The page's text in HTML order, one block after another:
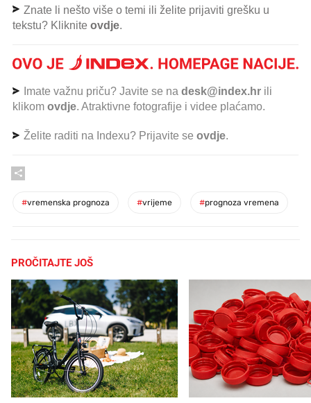
Znate li nešto više o temi ili želite prijaviti grešku u
tekstu? Kliknite ovdje.
Imate važnu priču? Javite se na desk@index.hr ili
klikom ovdje. Atraktivne fotografije i videe plaćamo.
Želite raditi na Indexu? Prijavite se ovdje.
#vremenska prognoza #vrijeme #prognoza vremena
PROČITAJTE JOŠ